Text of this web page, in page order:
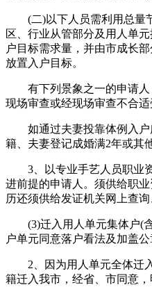
(二)以下人员需利用总量
区、行业从管部分及用人单
户目标需求量，并由市成长
放置入户目标。
有下列景象之一的申请人
现场审查或经现场审查不合适
如通过夫妻投靠体例入户
籍、夫妻登记成婚满2年或其
3、以专业手艺人员职业资
进前提的申请人。须供给职
历还须供给发证机关网上查询
(3)迁入用人单元集体户(含
户单元同意落户看法及加盖
2、因为用人单元全体迁入
籍迁入我市，经省、市同意，